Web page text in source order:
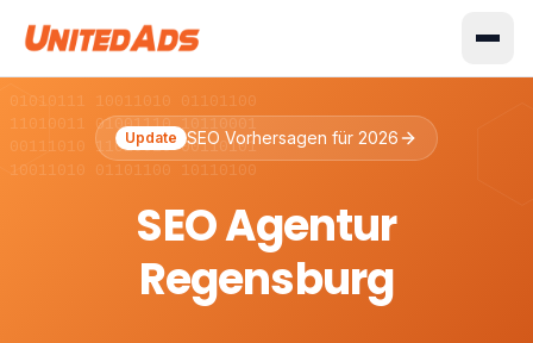
10011010 01101100
01001110 10110001
11010010 00110101
01101100 10110100
Update SEO Vorhersagen für 2026
SEO Agentur
Regensburg